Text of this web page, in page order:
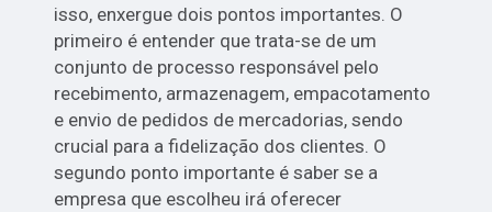
isso, enxergue dois pontos importantes. O
primeiro é entender que trata-se de um
conjunto de processo responsável pelo
recebimento, armazenagem, empacotamento
e envio de pedidos de mercadorias, sendo
crucial para a fidelização dos clientes. O
segundo ponto importante é saber se a
empresa que escolheu irá oferecer